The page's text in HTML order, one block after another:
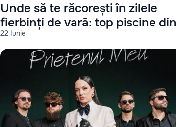
22 Iunie
Unde să te răcorești în zilele
fierbinți de vară: top piscine din
Chișinău